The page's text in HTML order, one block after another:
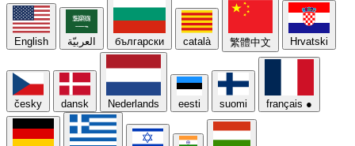
English العربيّة български català 繁體中文 Hrvatski
česky dansk Nederlands eesti suomi français ●